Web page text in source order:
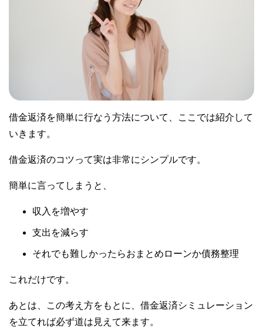
借金返済を簡単に行なう方法について、ここでは紹介して
いきます。
借金返済のコツって実は非常にシンプルです。
簡単に言ってしまうと、
収入を増やす
支出を減らす
それでも難しかったらおまとめローンか債務整理
これだけです。
あとは、この考え方をもとに、借金返済シミュレーション
を立てれば必ず道は見えて来ます。